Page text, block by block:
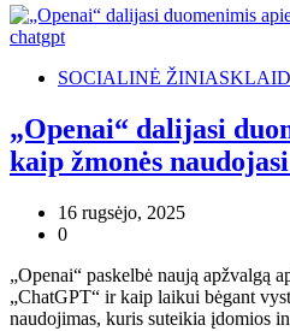
SOCIALINĖ
„Openai“ dalijasi
kaip žmonės
16 rugsėjo, 2025
0
„Openai“ paskelbė naują apžvalgą
„ChatGPT“ ir kaip laikui bėgant
naudojimas, kuris suteikia įdomios